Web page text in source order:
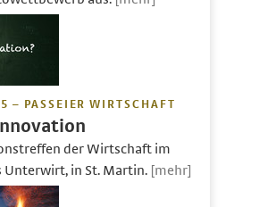
– PASSEIER WIRTSCHAFT
der Wirtschaft im
Unterwirt, in St. Martin. [mehr]